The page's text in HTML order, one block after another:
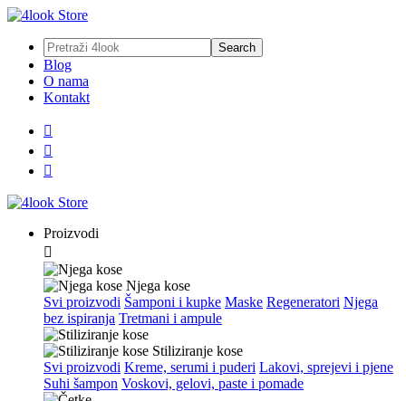
Blog
O nama
Kontakt



Proizvodi

Njega kose
Svi proizvodi Šamponi i kupke Maske Regeneratori Njega
bez ispiranja Tretmani i ampule
Stiliziranje kose
Svi proizvodi Kreme, serumi i puderi Lakovi, sprejevi i pjene
Suhi šampon Voskovi, gelovi, paste i pomade